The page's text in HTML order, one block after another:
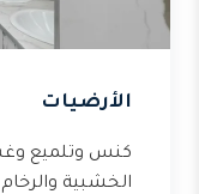
الأرضيات
كنس وتلميع
الخشبية